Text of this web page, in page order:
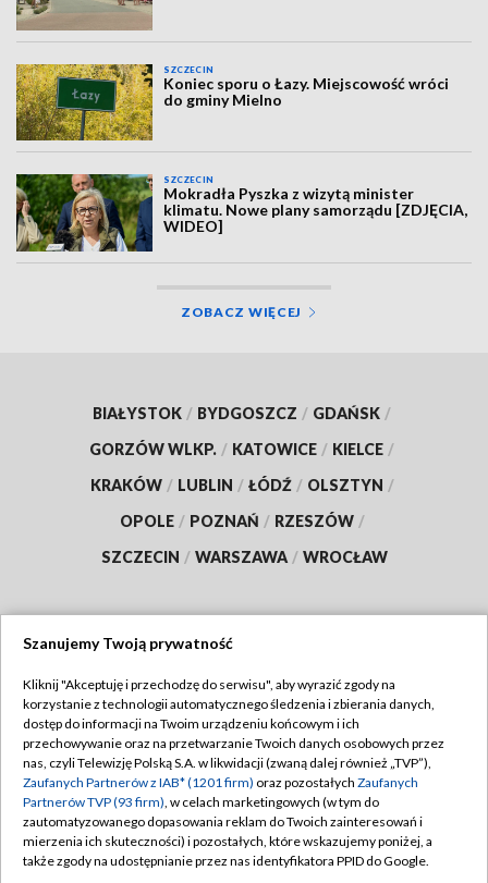
SZCZECIN
Koniec sporu o Łazy. Miejscowość wróci
do gminy Mielno
SZCZECIN
Mokradła Pyszka z wizytą minister
klimatu. Nowe plany samorządu [ZDJĘCIA,
WIDEO]
ZOBACZ WIĘCEJ
BIAŁYSTOK / BYDGOSZCZ / GDAŃSK /
GORZÓW WLKP. / KATOWICE / KIELCE /
KRAKÓW / LUBLIN / ŁÓDŹ / OLSZTYN /
OPOLE / POZNAŃ / RZESZÓW /
SZCZECIN / WARSZAWA / WROCŁAW
TVP
Abonament TVP
Emisja w TVP
Centrum informacji TVP
Naziemna Telewizja Cyfrowa
Regulamin TVP
Polityka prywatności
Moje zgody
Pomoc
Szanujemy Twoją prywatność
Kliknij "Akceptuję i przechodzę do serwisu", aby wyrazić zgody na
korzystanie z technologii automatycznego śledzenia i zbierania danych,
dostęp do informacji na Twoim urządzeniu końcowym i ich
przechowywanie oraz na przetwarzanie Twoich danych osobowych przez
nas, czyli Telewizję Polską S.A. w likwidacji (zwaną dalej również „TVP”),
Zaufanych Partnerów z IAB* (1201 firm) oraz pozostałych Zaufanych
Partnerów TVP (93 firm), w celach marketingowych (w tym do
zautomatyzowanego dopasowania reklam do Twoich zainteresowań i
mierzenia ich skuteczności) i pozostałych, które wskazujemy poniżej, a
także zgody na udostępnianie przez nas identyfikatora PPID do Google.